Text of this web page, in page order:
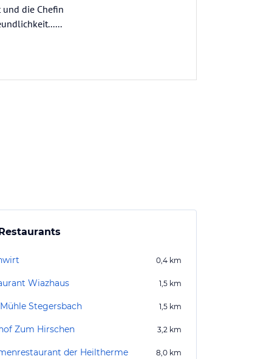
die Chefin
0,4 km
Wiazhaus 1,5 km
Stegersbach 1,5 km
Zum Hirschen 3,2 km
der Heiltherme 8,0 km